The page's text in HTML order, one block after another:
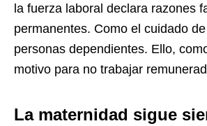
la fuerza laboral declara razones
permanentes. Como el cuidado
personas dependientes. Ello,
motivo para no trabajar
La maternidad sigue